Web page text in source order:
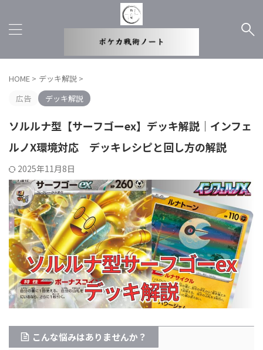
HOME > デッキ解説 >
広告
デッキ解説
ソルルナ型【サーフゴーex】デッキ解説｜インフェ
ルノX環境対応 デッキレシピと回し方の解説
2025年11月8日
こんな悩みはありませんか？